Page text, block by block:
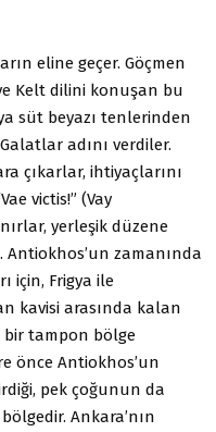
eline geçer. Göçmen
Kelt dilini konuşan bu
süt beyazı tenlerinden
adını verdiler.
çıkarlar, ihtiyaçlarını
victis!” (Vay
yerleşik düzene
zamanında
için, Frigya ile
kavisi arasında kalan
bir tampon bölge
önce Antiokhos’un
pek çoğunun da
Ankara’nın